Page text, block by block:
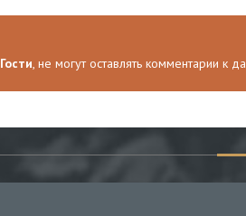
Гости, не могут оставлять комментарии к